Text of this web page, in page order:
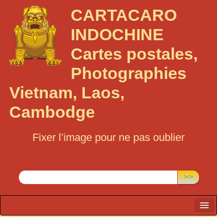
CARTACARO
INDOCHINE
Cartes postales,
Photographies
Vietnam, Laos,
Cambodge
Fixer l’image pour ne pas oublier
>>